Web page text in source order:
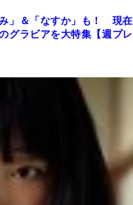
み」＆「なすか」も！ 現在
グラビアを大特集【週プレ